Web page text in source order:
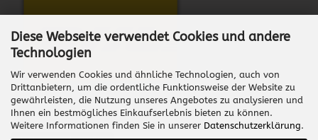
Diese Webseite verwendet Cookies und andere
Technologien
Wir verwenden Cookies und ähnliche Technologien, auch von
Drittanbietern, um die ordentliche Funktionsweise der Website zu
gewährleisten, die Nutzung unseres Angebotes zu analysieren und
Ihnen ein bestmögliches Einkaufserlebnis bieten zu können.
Weitere Informationen finden Sie in unserer Datenschutzerklärung.